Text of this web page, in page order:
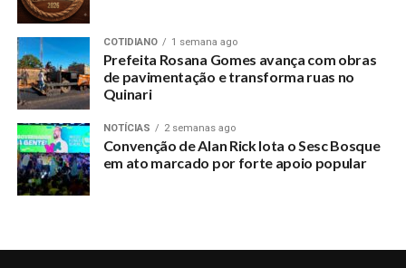
Pá carregadeira será usada em
serviços da Municipaldiade
Equipamento de Ultrassonografia
vai servir no atendimento de
RELATED TOPICS:
UP NEXT
COTIDIANO 1 semana ago
Prefeita Rosana Gomes avança com obras
de pavimentação e transforma ruas no
Quinari
NOTÍCIAS 2 semanas ago
Convenção de Alan Rick lota o Sesc Bosque
em ato marcado por forte apoio popular